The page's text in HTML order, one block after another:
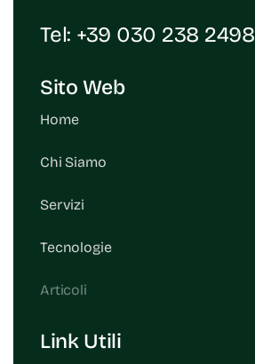
Tel: +39 030 238 2498
Sito Web
Home
Chi Siamo
Servizi
Tecnologie
Articoli
Link Utili